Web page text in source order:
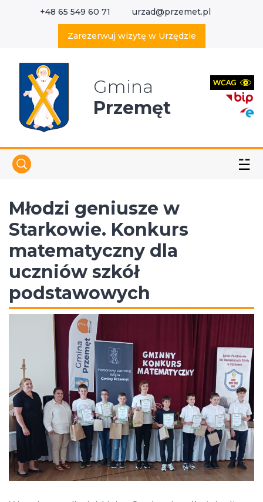
+48 65 549 60 71 urzad@przemet.pl
Zarezerwuj wizytę w Urzędzie
Gmina
Przemęt
☱
Młodzi geniusze w
Starkowie. Konkurs
matematyczny dla
uczniów szkół
podstawowych
Wyszukaj w serwisie